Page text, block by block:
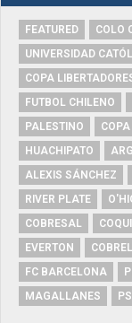
FEATURED COLO
UNIVERSIDAD
COPA
FUTBOL CHILENO
PALESTINO
HUACHIPATO
ALEXIS SÁNCHEZ
RIVER PLATE
COBRESAL
EVERTON
FC BARCELONA
MAGALLANES